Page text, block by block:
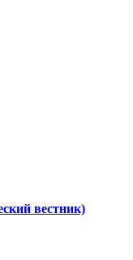
вестник)